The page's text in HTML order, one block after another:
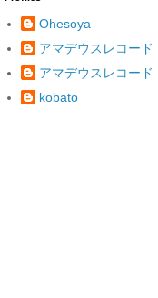
Ohesoya
アマデウスレコード
アマデウスレコード
kobato